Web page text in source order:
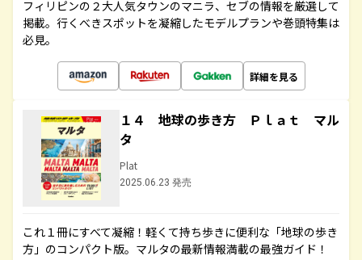
フィリピンの２大人気タウンのマニラ、セブの情報を厳選して
掲載。行くべきスポットを凝縮したモデルプランや巻頭特集は
必見。
詳細を見る
１４ 地球の歩き方 Ｐｌａｔ マル
タ
Plat
2025.06.23 発売
これ１冊にすべて凝縮！軽くて持ち歩きに便利な「地球の歩き
方」のコンパクト版。マルタの最新情報満載の最強ガイド！